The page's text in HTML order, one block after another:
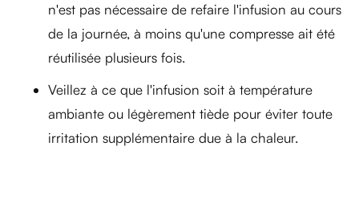
n'est pas nécessaire de refaire l'infusion au cours
de la journée, à moins qu'une compresse ait été
réutilisée plusieurs fois.
Veillez à ce que l'infusion soit à température
ambiante ou légèrement tiède pour éviter toute
irritation supplémentaire due à la chaleur.